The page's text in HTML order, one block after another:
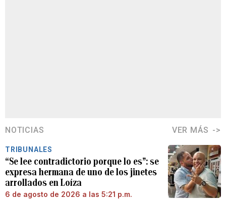
NOTICIAS VER MÁS
TRIBUNALES
“Se lee contradictorio porque lo es”: se
expresa hermana de uno de los jinetes
arrollados en Loíza
6 de agosto de 2026 a las 5:21 p.m.